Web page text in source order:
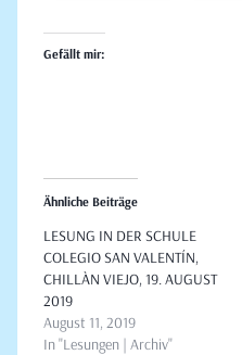
Gefällt mir:
Ähnliche Beiträge
LESUNG IN DER SCHULE
COLEGIO SAN VALENTÍN,
CHILLÀN VIEJO, 19. AUGUST
2019
August 11, 2019
In "Lesungen | Archiv"